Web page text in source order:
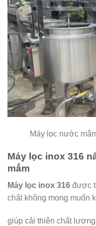
Máy lọc nước
Máy lọc inox 316
mắm
Máy lọc inox 316 được
chất không mong muốn
giúp cải thiện chất